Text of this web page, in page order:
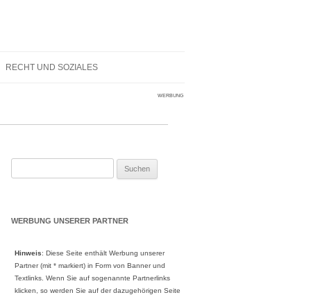
RECHT UND SOZIALES
WERBUNG
WERBUNG UNSERER PARTNER
Hinweis: Diese Seite enthält Werbung unserer
Partner (mit * markiert) in Form von Banner und
Textlinks. Wenn Sie auf sogenannte Partnerlinks
klicken, so werden Sie auf der dazugehörigen Seite